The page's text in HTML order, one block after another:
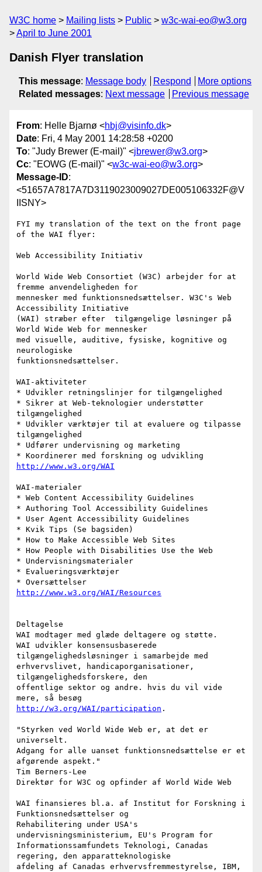
W3C home Mailing lists Public
w3c-wai-eo@w3.org
April to June 2001
Danish Flyer translation
This message: Message body Respond
More options
Related messages: Next message Previous message
From: Helle Bjarnø <hbj@visinfo.dk>
Date: Fri, 4 May 2001 14:28:58 +0200
To: "Judy Brewer (E-mail)" <jbrewer@w3.org>
Cc: "EOWG (E-mail)" <w3c-wai-eo@w3.org>
Message-ID:
<51657A7817A7D3119023009027DE005106332F@V
IISNY>
FYI my translation of the text on the front page
of the WAI flyer:
Web Accessibility Initiativ
World Wide Web Consortiet (W3C) arbejder for at
fremme anvendeligheden for
mennesker med funktionsnedsættelser. W3C's Web
Accessibility Initiative
(WAI) stræber efter  tilgængelige løsninger på
World Wide Web for mennesker
med visuelle, auditive, fysiske, kognitive og
neurologiske
funktionsnedsættelser.
WAI-aktiviteter
* Udvikler retningslinjer for tilgængelighed
* Sikrer at Web-teknologier understøtter
tilgængelighed
* Udvikler værktøjer til at evaluere og tilpasse
tilgængelighed
* Udfører undervisning og marketing
http://www.w3.org/WAI
WAI-materialer
* Web Content Accessibility Guidelines
* Authoring Tool Accessibility Guidelines
* User Agent Accessibility Guidelines
* Kvik Tips (Se bagsiden)
* How to Make Accessible Web Sites
* How People with Disabilities Use the Web
* Undervisningsmaterialer
* Evalueringsværktøjer
http://www.w3.org/WAI/Resources
Deltagelse
WAI modtager med glæde deltagere og støtte.
WAI udvikler konsensusbaserede
tilgængelighedsløsninger i samarbejde med
erhvervslivet, handicaporganisationer,
tilgængelighedsforskere, den
offentlige sektor og andre. hvis du vil vide
http://w3.org/WAI/participation .
"Styrken ved World Wide Web er, at det er
universelt.
Adgang for alle uanset funktionsnedsættelse er et
afgørende aspekt."
Tim Berners-Lee
Direktør for W3C og opfinder af World Wide Web
WAI finansieres bl.a. af Institut for Forskning i
Funktionsnedsættelser og
Rehabilitering under USA's
undervisningsministerium, EU's Program for
Informationssamfundets Teknologi, Canadas
regering, den apparatteknologiske
afdeling af Canadas erhvervsfremmestyrelse, IBM,